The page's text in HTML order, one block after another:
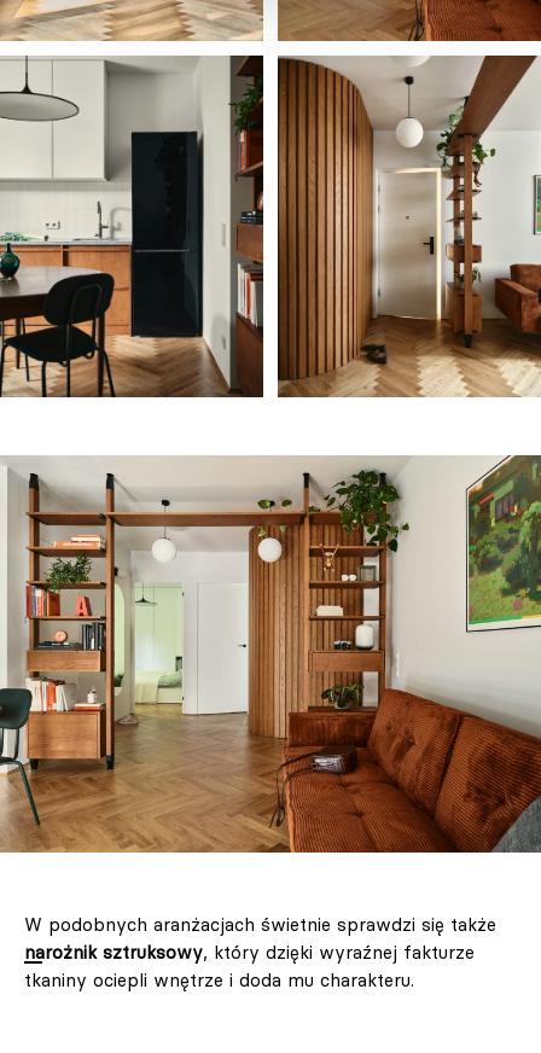
W podobnych aranżacjach świetnie sprawdzi się także
narożnik sztruksowy, który dzięki wyraźnej fakturze
tkaniny ociepli wnętrze i doda mu charakteru.